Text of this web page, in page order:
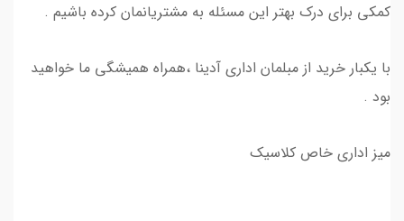
کمکی برای درک بهتر این مسئله به مشتریانمان کرده باشیم .
با یکبار خرید از مبلمان اداری آدینا ،همراه همیشگی ما خواهید
بود .
میز اداری خاص کلاسیک